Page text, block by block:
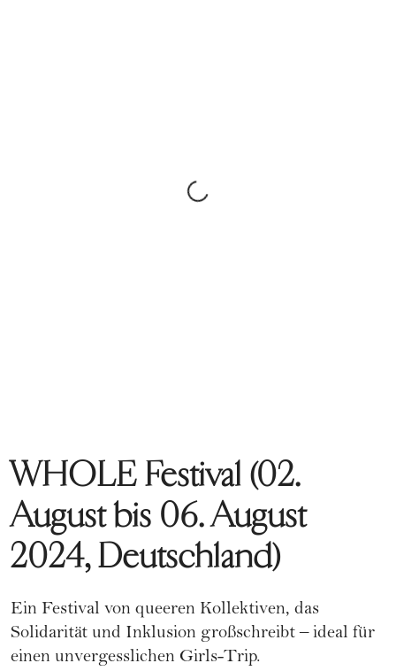
WHOLE Festival (02.
August bis 06. August
2024, Deutschland)
Ein Festival von queeren Kollektiven, das
Solidarität und Inklusion großschreibt – ideal für
einen unvergesslichen Girls-Trip.